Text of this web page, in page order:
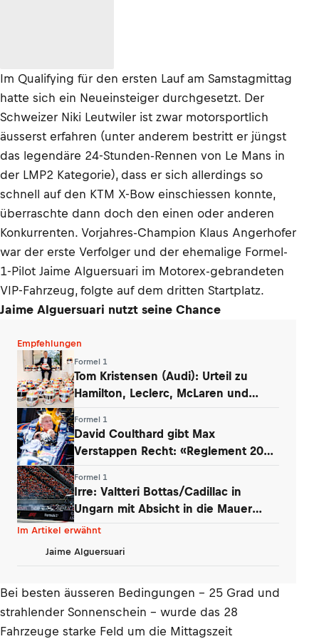
Im Qualifying für den ersten Lauf am Samstagmittag
hatte sich ein Neueinsteiger durchgesetzt. Der
Schweizer Niki Leutwiler ist zwar motorsportlich
äusserst erfahren (unter anderem bestritt er jüngst
das legendäre 24-Stunden-Rennen von Le Mans in
der LMP2 Kategorie), dass er sich allerdings so
schnell auf den KTM X-Bow einschiessen konnte,
überraschte dann doch den einen oder anderen
Konkurrenten. Vorjahres-Champion Klaus Angerhofer
war der erste Verfolger und der ehemalige Formel-
1-Pilot Jaime Alguersuari im Motorex-gebrandeten
VIP-Fahrzeug, folgte auf dem dritten Startplatz.
Jaime Alguersuari nutzt seine Chance
Empfehlungen
Formel 1
Tom Kristensen (Audi): Urteil zu
Hamilton, Leclerc, McLaren und
Formel 1
David Coulthard gibt Max
Verstappen Recht: «Reglement 2026
Formel 1
Irre: Valtteri Bottas/Cadillac in
Ungarn mit Absicht in die Mauer
gefahren
Im Artikel erwähnt
Jaime Alguersuari
Bei besten äusseren Bedingungen – 25 Grad und
strahlender Sonnenschein – wurde das 28
Fahrzeuge starke Feld um die Mittagszeit